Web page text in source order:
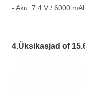
- Aku: 7,4 V / 6000
4.Üksikasjad of